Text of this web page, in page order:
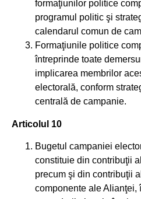
formaţiunilor politice
programul politic şi
calendarul comun de
Formaţiunile politice
întreprinde toate
implicarea membrilor
electorală, conform
centrală de campanie.
Articolul 10
Bugetul campaniei
constituie din contribuţii
precum şi din contribuţii
componente ale Alianţei,